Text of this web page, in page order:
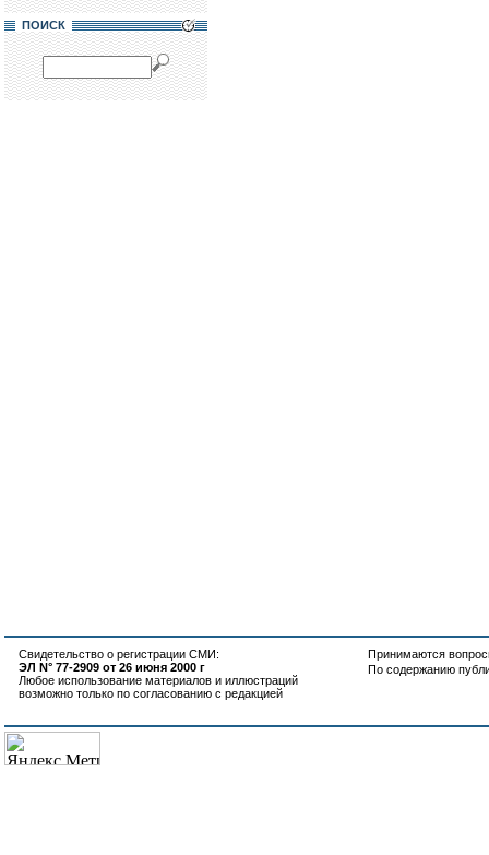
ПОИСК
Свидетельство о регистрации СМИ:
ЭЛ N° 77-2909 от 26 июня 2000 г
Любое использование материалов и иллюстраций
возможно только по согласованию с редакцией
Принимаются
По содержанию